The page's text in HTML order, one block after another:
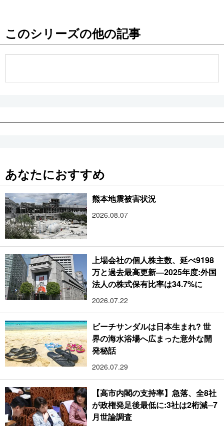
公式SNS
このシリーズの他の記事
あなたにおすすめ
熊本地震被害状況
2026.08.07
上場会社の個人株主数、延べ9198
万と過去最高更新―2025年度:外国
法人の株式保有比率は34.7%に
2026.07.22
ビーチサンダルは日本生まれ? 世
界の海水浴場へ広まった意外な開
発秘話
2026.07.29
【高市内閣の支持率】急落、全8社
が政権発足後最低に:3社は2桁減─7
月世論調査